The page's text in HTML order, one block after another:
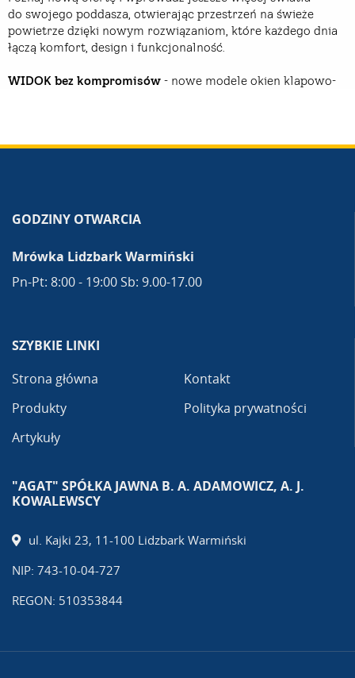
GODZINY OTWARCIA
Mrówka Lidzbark Warmiński
Pn-Pt: 8:00 - 19:00 Sb: 9.00-17.00
SZYBKIE LINKI
Strona główna
Produkty
Artykuły
Kontakt
Polityka prywatności
"AGAT" SPÓŁKA JAWNA B. A. ADAMOWICZ, A. J.
KOWALEWSCY
ul. Kajki 23, 11-100 Lidzbark Warmiński
NIP: 743-10-04-727
REGON: 510353844